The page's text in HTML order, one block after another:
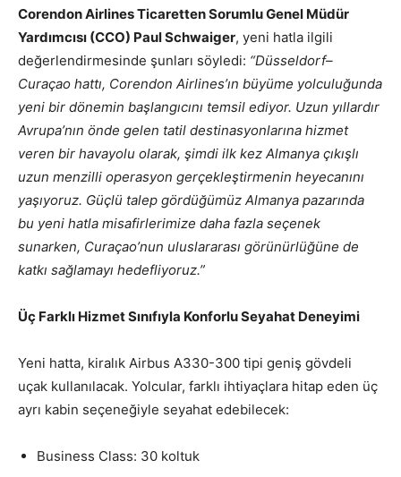
Corendon Airlines Ticaretten Sorumlu Genel Müdür
Yardımcısı (CCO) Paul Schwaiger, yeni hatla ilgili
değerlendirmesinde şunları söyledi: “Düsseldorf–
Curaçao hattı, Corendon Airlines’ın büyüme yolculuğunda
yeni bir dönemin başlangıcını temsil ediyor. Uzun yıllardır
Avrupa’nın önde gelen tatil destinasyonlarına hizmet
veren bir havayolu olarak, şimdi ilk kez Almanya çıkışlı
uzun menzilli operasyon gerçekleştirmenin heyecanını
yaşıyoruz. Güçlü talep gördüğümüz Almanya pazarında
bu yeni hatla misafirlerimize daha fazla seçenek
sunarken, Curaçao’nun uluslararası görünürlüğüne de
katkı sağlamayı hedefliyoruz.”
Üç Farklı Hizmet Sınıfıyla Konforlu Seyahat Deneyimi
Yeni hatta, kiralık Airbus A330-300 tipi geniş gövdeli
uçak kullanılacak. Yolcular, farklı ihtiyaçlara hitap eden üç
ayrı kabin seçeneğiyle seyahat edebilecek:
Business Class: 30 koltuk